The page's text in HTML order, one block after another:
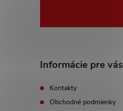
Informácie pre vás
Kontakty
Obchodné podmienky